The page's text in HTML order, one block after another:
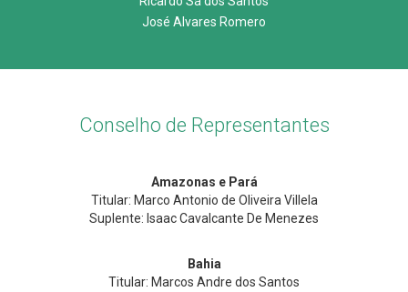
José Alvares Romero
Conselho de Representantes
Amazonas e Pará
Titular: Marco Antonio de Oliveira Villela
Suplente: Isaac Cavalcante De Menezes
Bahia
Titular: Marcos Andre dos Santos